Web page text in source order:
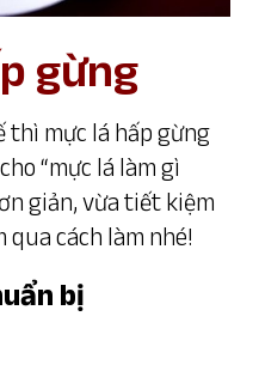
gừng
thì mực lá hấp gừng
“mực lá làm gì
giản, vừa tiết kiệm
qua cách làm nhé!
bị